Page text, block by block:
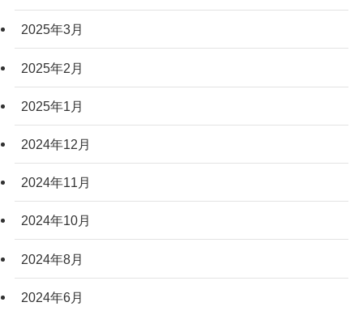
2025年3月
2025年2月
2025年1月
2024年12月
2024年11月
2024年10月
2024年8月
2024年6月